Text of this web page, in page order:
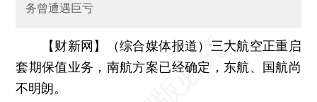
务曾遭遇巨亏
【财新网】（综合媒体报道） 三大航空正重启
套期保值业务，南航方案已经确定，东航、国航尚
不明朗。